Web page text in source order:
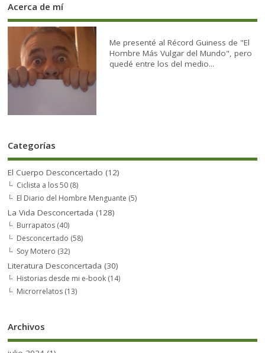
Acerca de mí
Me presenté al Récord Guiness de "El
Hombre Más Vulgar del Mundo", pero
quedé entre los del medio...
Categorías
El Cuerpo Desconcertado (12)
Ciclista a los 50 (8)
El Diario del Hombre Menguante (5)
La Vida Desconcertada (128)
Burrapatos (40)
Desconcertado (58)
Soy Motero (32)
Literatura Desconcertada (30)
Historias desde mi e-book (14)
Microrrelatos (13)
Archivos